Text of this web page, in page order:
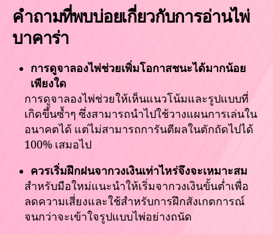
คำถามที่พบบ่อยเกี่ยวกับการอ่านไพ่
บาคาร่า
การดูจาลองไพ่ช่วยเพิ่มโอกาสชนะได้มากน้อย
เพียงใด
การดูจาลองไพ่ช่วยให้เห็นแนวโน้มและรูปแบบที่
เกิดขึ้นซ้ำๆ ซึ่งสามารถนำไปใช้วางแผนการเล่นใน
อนาคตได้ แต่ไม่สามารถการันตีผลในตักถัดไปได้
100% เสมอไป
ควรเริ่มฝึกฝนจากวงเงินเท่าไหร่จึงจะเหมาะสม
สำหรับมือใหม่แนะนำให้เริ่มจากวงเงินขั้นต่ำเพื่อ
ลดความเสี่ยงและใช้สำหรับการฝึกสังเกตการณ์
จนกว่าจะเข้าใจรูปแบบไพ่อย่างถนัด